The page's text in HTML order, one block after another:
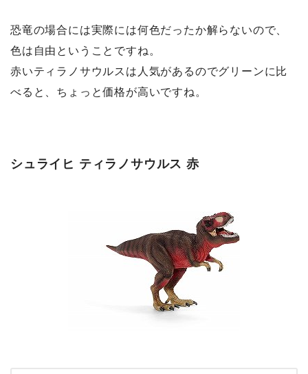
恐竜の場合には実際には何色だったか解らないので、
色は自由ということですね。
赤いティラノサウルスは人気があるのでグリーンに比
べると、ちょっと価格が高いですね。
シュライヒ ティラノサウルス 赤